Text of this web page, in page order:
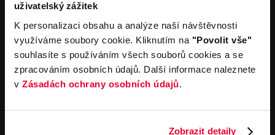
uživatelský zážitek
K personalizaci obsahu a analýze naší návštěvnosti
využíváme soubory cookie. Kliknutím na "Povolit vše"
souhlasíte s používáním všech souborů cookies a se
zpracováním osobních údajů. Další informace naleznete
v Zásadách ochrany osobních údajů.
Zobrazit detaily
Carsharing
Autopůjčovna
Operativní leasing
Louda Auto+ Poděbrady
Obytné vozy
Novinky
Kariéra
Servisní služby
Servis
Důležité odkazy
Cookies
Všeobecné obchodní